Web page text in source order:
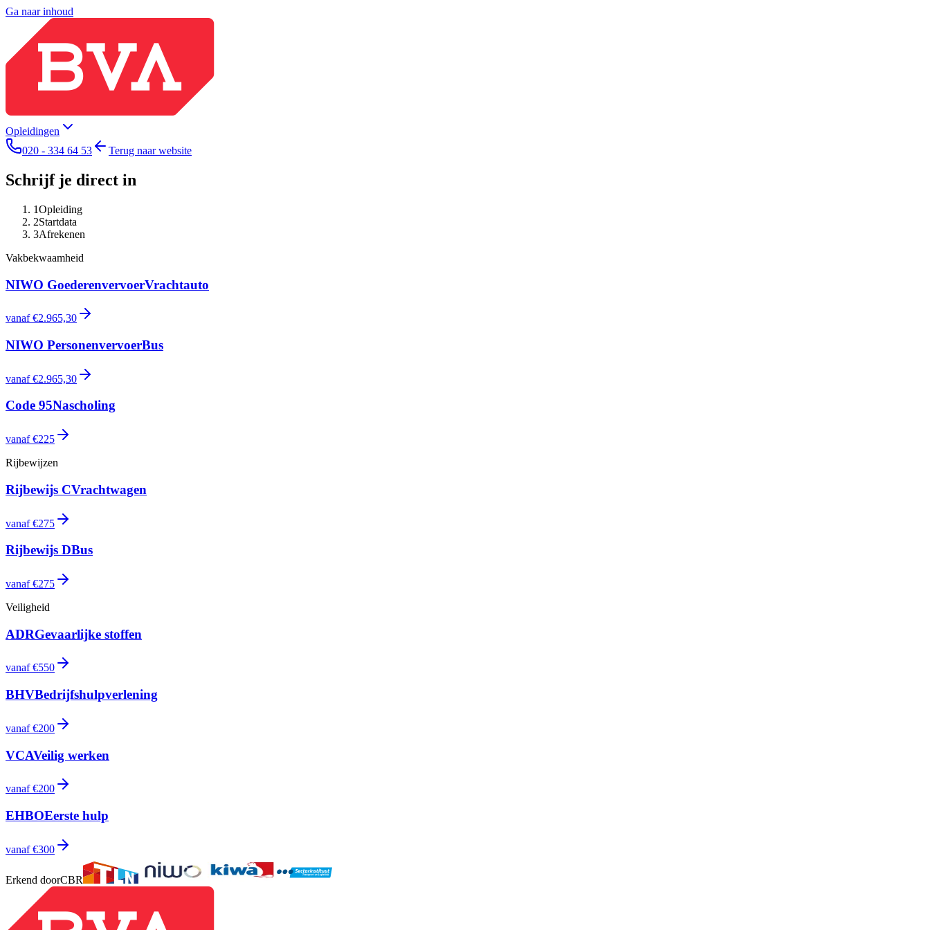
Ga naar inhoud
Opleidingen
020 - 334 64 53
Terug naar website
Schrijf je direct in
1Opleiding
2Startdata
3Afrekenen
Vakbekwaamheid
NIWO GoederenvervoerVrachtauto
vanaf€2.965,30
NIWO PersonenvervoerBus
vanaf€2.965,30
Code 95Nascholing
vanaf€225
Rijbewijzen
Rijbewijs CVrachtwagen
vanaf€275
Rijbewijs DBus
vanaf€275
Veiligheid
ADRGevaarlijke stoffen
vanaf€550
BHVBedrijfshulpverlening
vanaf€200
VCAVeilig werken
vanaf€200
EHBOEerste hulp
vanaf€300
Erkend doorCBR